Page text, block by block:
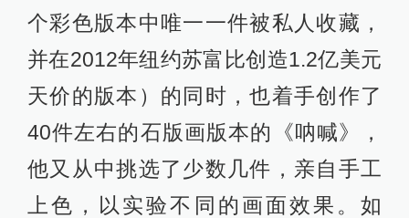
个彩色版本中唯一一件被私人收藏，
并在2012年纽约苏富比创造1.2亿美元
天价的版本）的同时，也着手创作了
40件左右的石版画版本的《呐喊》，
他又从中挑选了少数几件，亲自手工
上色，以实验不同的画面效果。如